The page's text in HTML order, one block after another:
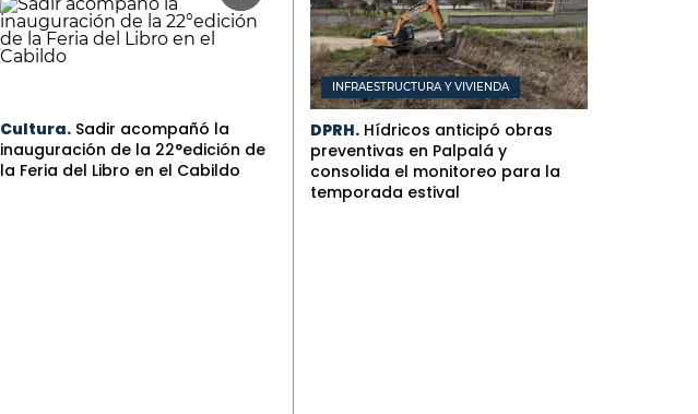
Cultura. Sadir acompañó la
inauguración de la 22°edición de
la Feria del Libro en el Cabildo
INFRAESTRUCTURA Y VIVIENDA
DPRH. Hídricos anticipó obras
preventivas en Palpalá y
consolida el monitoreo para la
temporada estival